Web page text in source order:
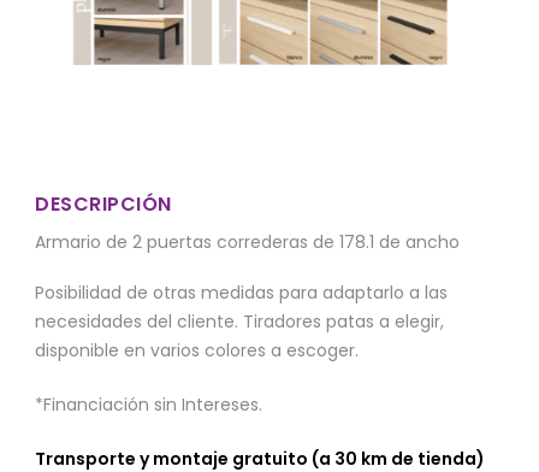
DESCRIPCIÓN
Armario de 2 puertas correderas de 178.1 de ancho
Posibilidad de otras medidas para adaptarlo a las
necesidades del cliente. Tiradores patas a elegir,
disponible en varios colores a escoger.
*Financiación sin Intereses.
Transporte y montaje gratuito (a 30 km de tienda)